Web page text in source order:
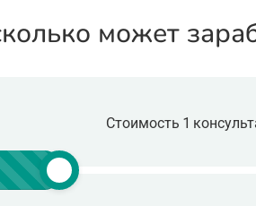
может
Стоимость 1